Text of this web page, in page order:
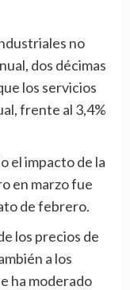
dos décimas
los servicios
frente al 3,4%
en marzo fue
de febrero.
a los
ha moderado